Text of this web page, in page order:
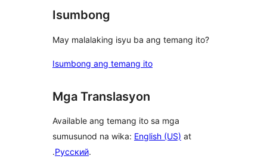
Isumbong
May malalaking isyu ba ang temang ito?
Isumbong ang temang ito
Mga Translasyon
Available ang temang ito sa mga
sumusunod na wika: English (US) at
.Русский.